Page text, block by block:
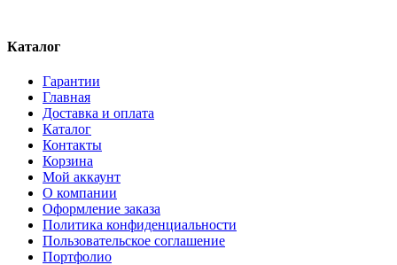
Каталог
Гарантии
Главная
Доставка и оплата
Каталог
Контакты
Корзина
Мой аккаунт
О компании
Оформление заказа
Политика конфиденциальности
Пользовательское соглашение
Портфолио